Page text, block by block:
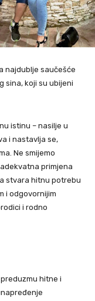
najdublje saučešće
sina, koji su ubijeni
istinu – nasilje u
i nastavlja se,
Ne smijemo
primjena
stvara hitnu potrebu
i odgovornijim
i rodno
hitne i